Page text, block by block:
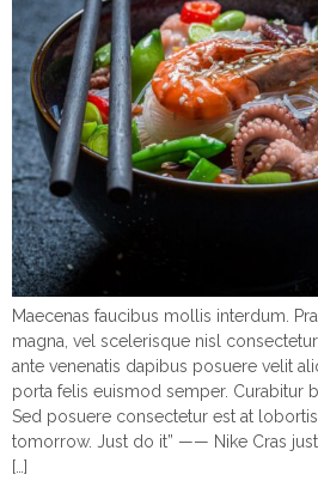
Maecenas faucibus mollis interdum.
magna, vel scelerisque nisl
ante venenatis dapibus posuere velit
porta felis euismod semper. Curabitur
Sed posuere consectetur est at
tomorrow. Just do it” —— Nike Cras
[…]